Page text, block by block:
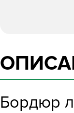
Бордюр